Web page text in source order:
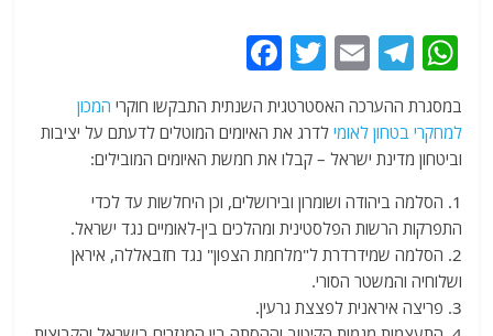
W
at
s
A
p
p
T
e
g
ra
m
E
ai
l
T
itt
er
c
e
b
o
o
במסגרת ההערכה האסטרטגית השנתית התבקשו חוקרי המכון
למחקרי בטחון לאומי לדרג את האיומים המוטלים לדעתם על יציבות
וביטחון מדינת ישראל – קבלו את חמשת האיומים המובילים:
1. הסלמה ביהודה ושומרון ובירושלים, וכן היחלשות עד לכדי
התפרקות הרשות הפלסטינית ומהלכים בין-לאומיים נגד ישראל.
2. הסלמה שמידרדרת ל"מלחמת הצפון" נגד חזבאללה, איראן
ושלוחיה והמשטר הסורי.
3. פריצה איראנית לפצצת גרעין.